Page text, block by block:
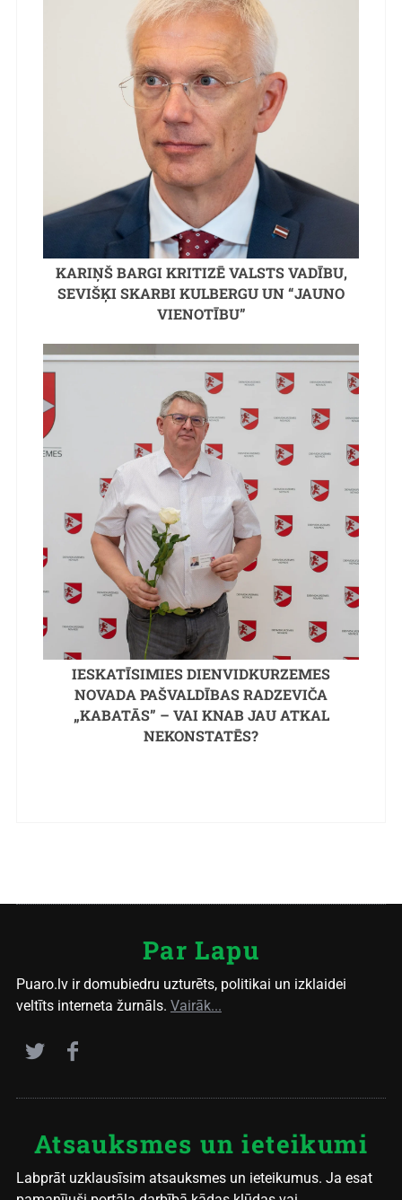
KARIŅŠ BARGI KRITIZĒ VALSTS VADĪBU,
SEVIŠĶI SKARBI KULBERGU UN “JAUNO
VIENOTĪBU”
IESKATĪSIMIES DIENVIDKURZEMES
NOVADA PAŠVALDĪBAS RADZEVIČA
„KABATĀS” – VAI KNAB JAU ATKAL
NEKONSTATĒS?
Par Lapu
Puaro.lv ir domubiedru uzturēts, politikai un izklaidei
veltīts interneta žurnāls. Vairāk...
Atsauksmes un ieteikumi
Labprāt uzklausīsim atsauksmes un ieteikumus. Ja esat